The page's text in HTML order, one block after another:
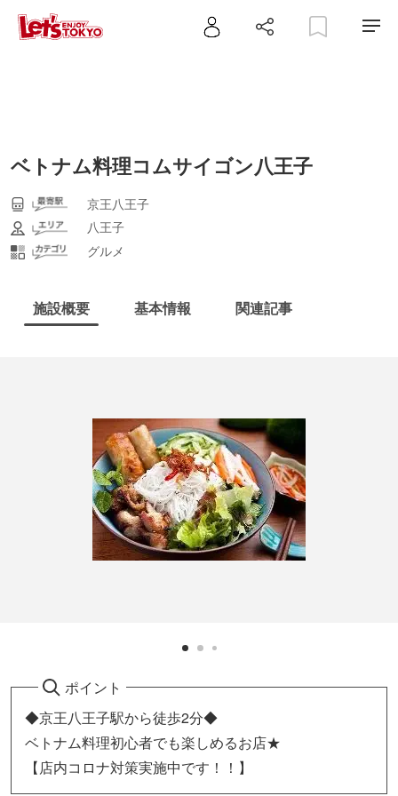
ベトナム料理コムサイゴン八王子
京王八王子
八王子
グルメ
施設概要 基本情報 関連記事
ポイント
◆京王八王子駅から徒歩2分◆
ベトナム料理初心者でも楽しめるお店★
【店内コロナ対策実施中です！！】